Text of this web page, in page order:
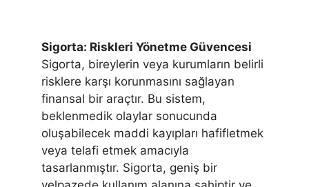
Sigorta: Riskleri Yönetme Güvencesi
Sigorta, bireylerin veya kurumların belirli
risklere karşı korunmasını sağlayan
finansal bir araçtır. Bu sistem,
beklenmedik olaylar sonucunda
oluşabilecek maddi kayıpları hafifletmek
veya telafi etmek amacıyla
tasarlanmıştır. Sigorta, geniş bir